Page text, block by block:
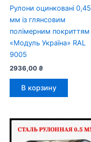
Рулони оцинковані 0,45
мм із глянсовим
полімерним покриттям
«Модуль Україна» RAL
9005
2936,00 ₴
В корзину